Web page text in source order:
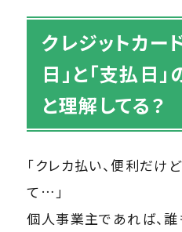
クレジットカー
日」と「支払日
と理解してる？
「クレカ払い、便利だけ
て…」
個人事業主であれば、